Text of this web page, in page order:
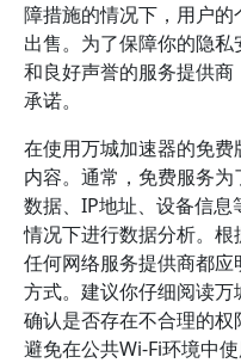
障措施的情况下，用户
出售。为了保障你的隐
和良好声誉的服务提供
承诺。
在使用万城加速器的免
内容。通常，免费服务
数据、IP地址、设备信
情况下进行数据分析。根
任何网络服务提供商都
方式。建议你仔细阅读万
确认是否存在不合理的权
避免在公共Wi-Fi环境中